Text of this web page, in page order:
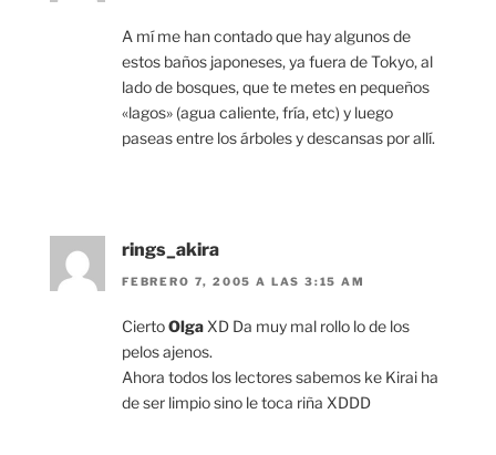
A mí me han contado que hay algunos de
estos baños japoneses, ya fuera de Tokyo, al
lado de bosques, que te metes en pequeños
«lagos» (agua caliente, fría, etc) y luego
paseas entre los árboles y descansas por allí.
rings_akira
FEBRERO 7, 2005 A LAS 3:15 AM
CiertoOlga XD Da muy mal rollo lo de los
pelos ajenos.
Ahora todos los lectores sabemos ke Kirai ha
de ser limpio sino le toca riña XDDD